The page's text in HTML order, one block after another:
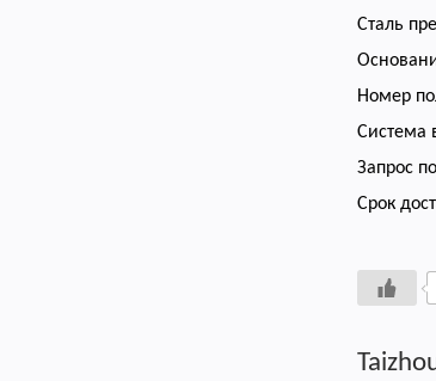
Сталь
Номер
Система
Запрос
Срок